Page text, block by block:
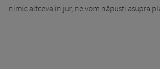
nimic altceva în jur, ne vom năpusti asupra